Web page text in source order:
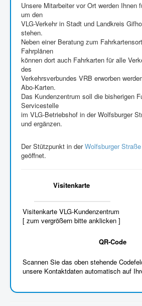
Unsere Mitarbeiter vor Ort werden Ihnen
um den
VLG-Verkehr in Stadt und Landkreis
stehen.
Neben einer Beratung zum
Fahrplänen
können dort auch Fahrkarten für alle
des
Verkehrsverbundes VRB erworben
Abo-Karten.
Das Kundenzentrum soll die bisherigen
Servicestelle
im VLG-Betriebshof in der Wolfsburger
und ergänzen.
Der Stützpunkt in derWolfsburger Straße
geöffnet.
Visitenkarte
Visitenkarte VLG-Kundenzentrum
[ zum vergrößern bitte anklicken ]
QR-Code
Scannen Sie das oben stehende
unsere Kontaktdaten automatisch auf